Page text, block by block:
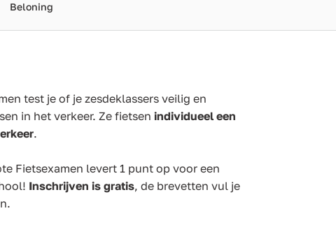
Beloning
test je of je zesdeklassers veilig en
in het verkeer. Ze fietsen individueel een
.
Fietsexamen levert 1 punt op voor een
Inschrijven is gratis, de brevetten vul je